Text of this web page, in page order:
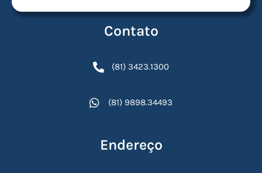
Contato
(81) 3423.1300
(81) 9898.34493
Endereço